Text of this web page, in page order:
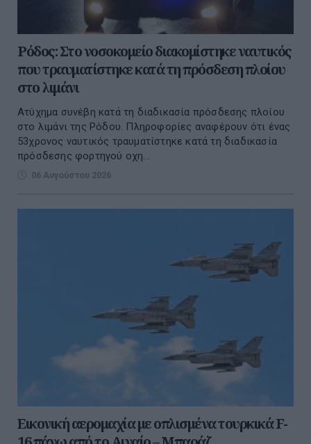
Ρόδος: Στο νοσοκομείο διακομίστηκε ναυτικός
που τραυματίστηκε κατά τη πρόσδεση πλοίου
στο λιμάνι
Ατύχημα συνέβη κατά τη διαδικασία πρόσδεσης πλοίου
στο λιμάνι της Ρόδου. Πληροφορίες αναφέρουν ότι ένας
53χρονος ναυτικός τραυματίστηκε κατά τη διαδικασία
πρόσδεσης φορτηγού οχη...
06 Αυγούστου 2026
Εικονική αερομαχία με οπλισμένα τουρκικά F-